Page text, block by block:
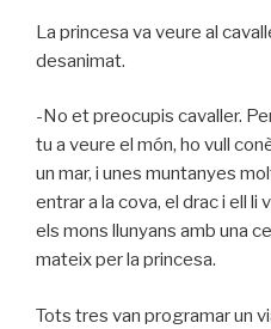
La princesa va veure al
desanimat.
-No et preocupis cavaller.
tu a veure el món, ho vull
un mar, i unes muntanyes
entrar a la cova, el drac i ell li
els mons llunyans amb una
mateix per la princesa.
Tots tres van programar un